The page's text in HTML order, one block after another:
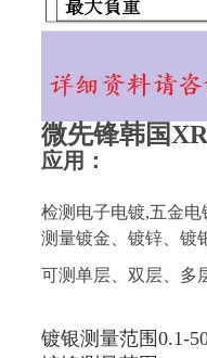
微先锋韩国
应用：
检测电子电镀,五金电
测量镀金、镀锌、镀
可测单层、双层、多
镀银测量范围0.1-